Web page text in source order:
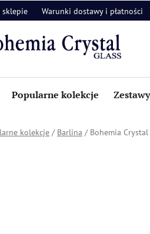
Warunki dostawy i płatności
Popularne kolekcje Zestawy
kolekcje / Barlina / Bohemia